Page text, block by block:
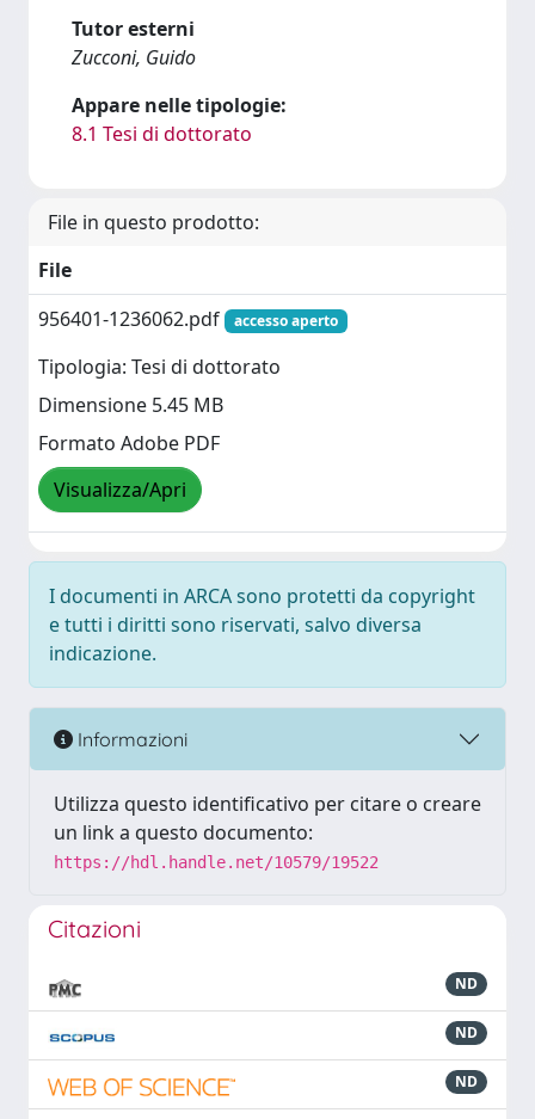
Tutor esterni
Zucconi, Guido
Appare nelle tipologie:
8.1 Tesi di dottorato
File in questo prodotto:
File
956401-1236062.pdf
accesso aperto
Tipologia: Tesi di dottorato
Dimensione 5.45 MB
Formato Adobe PDF
Visualizza/Apri
I documenti in ARCA sono protetti da copyright
e tutti i diritti sono riservati, salvo diversa
indicazione.
Informazioni
Utilizza questo identificativo per citare o creare
un link a questo documento:
https://hdl.handle.net/10579/19522
Citazioni
ND
ND
ND